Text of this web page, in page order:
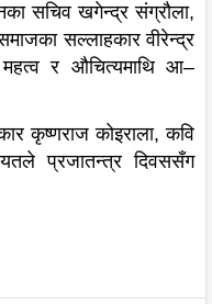
सचिव खगेन्द्र संग्रौला,
सल्लाहकार वीरेन्द्र
महत्व र औचित्यमाथि आ–
कृष्णराज कोइराला, कवि
प्रजातन्त्र दिवससँग